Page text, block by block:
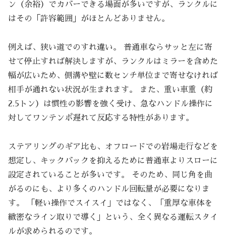
ン（余裕）でカバーできる場面が多いですが、ランクルに
はその「許容範囲」がほとんどありません。
例えば、狭い道でのすれ違い。 普通車ならサッと左に寄
せて停止すれば解決しますが、ランクルはミラーを含めた
幅が広いため、側溝や壁に数センチ単位まで寄せなければ
相手が通れない状況が生まれます。 また、重い車重（約
2.5トン）は慣性の影響を強く受け、急なハンドル操作に
対してワンテンポ遅れて反応する特性があります。
ステアリングのギア比も、オフロードでの岩場走行などを
想定し、キックバックを抑えるために普通車よりスローに
設定されていることが多いです。 そのため、同じ角を曲
がるのにも、より多くのハンドル回転量が必要になりま
す。 「軽い操作でスイスイ」ではなく、「重厚な車体を
緻密なライン取りで導く」という、全く異なる運転スタイ
ルが求められるのです。